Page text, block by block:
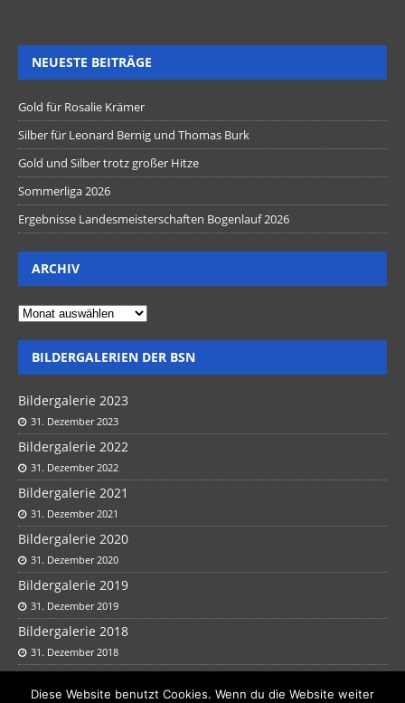
NEUESTE BEITRÄGE
Gold für Rosalie Krämer
Silber für Leonard Bernig und Thomas Burk
Gold und Silber trotz großer Hitze
Sommerliga 2026
Ergebnisse Landesmeisterschaften Bogenlauf 2026
ARCHIV
BILDERGALERIEN DER BSN
Bildergalerie 2023
31. Dezember 2023
Bildergalerie 2022
31. Dezember 2022
Bildergalerie 2021
31. Dezember 2021
Bildergalerie 2020
31. Dezember 2020
Bildergalerie 2019
31. Dezember 2019
Bildergalerie 2018
31. Dezember 2018
Bildergalerie 2017
31. Dezember 2017
Diese Website benutzt Cookies. Wenn du die Website weiter